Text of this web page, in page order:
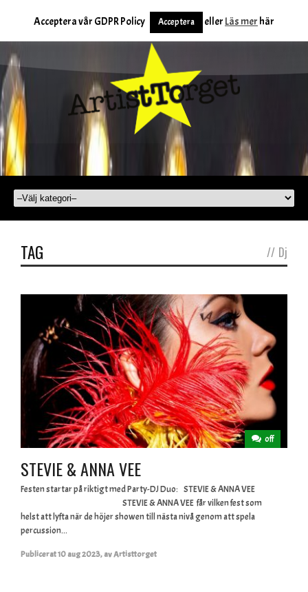
TAG // Dj
off
STEVIE & ANNA VEE
Festen startar på riktigt med Party-DJ Duo: STEVIE & ANNA VEE
STEVIE & ANNA VEE får vilken fest som
helst att lyfta när de höjer showen till nästa nivå genom att spela
percussion...
Publicerat10 aug 2023,avArtisttorget
Acceptera vår GDPR Policy Acceptera eller Läs mer här